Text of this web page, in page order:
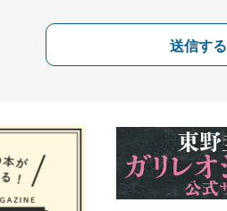
送信する